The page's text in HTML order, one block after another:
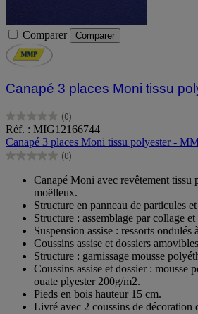
Comparer Comparer
Canapé 3 places Moni tissu
(0)
0.0
sur
5
étoiles.
Réf. : MIG12166744
Canapé 3 places Moni tissu polyester -
(0)
0.0
étoiles.
Canapé Moni avec revêtement tissu
moëlleux.
Structure en panneau de particules
Structure : assemblage par collage et
Suspension assise : ressorts ondulés
Coussins assise et dossiers
Structure : garnissage mousse
Coussins assise et dossier : mousse
ouate plyester 200g/m2.
Pieds en bois hauteur 15 cm.
Livré avec 2 coussins de décoration